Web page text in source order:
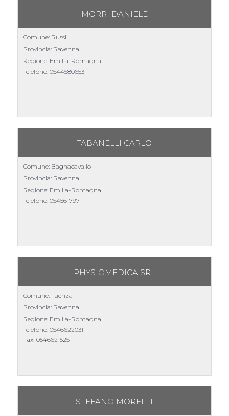
MORRI DANIELE
Comune: Russi
Provincia: Ravenna
Regione: Emilia-Romagna
Telefono: 0544580653
TABANELLI CARLO
Comune: Bagnacavallo
Provincia: Ravenna
Regione: Emilia-Romagna
Telefono: 054561797
PHYSIOMEDICA SRL
Comune: Faenza
Provincia: Ravenna
Regione: Emilia-Romagna
Telefono: 0546622031
Fax: 0546621525
STEFANO MORELLI